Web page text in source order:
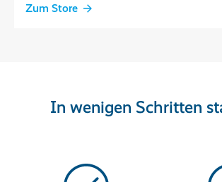
Zum Store
In wenigen Schritten